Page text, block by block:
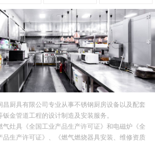
昌厨具有限公司专业从事不锈钢厨房设备以及配套
钣金管道工程的设计制造及安装服务。
气灶具《全国工业产品生产许可证》和电磁炉《全
品生产许可证》、《燃气燃烧器具安装、维修资质